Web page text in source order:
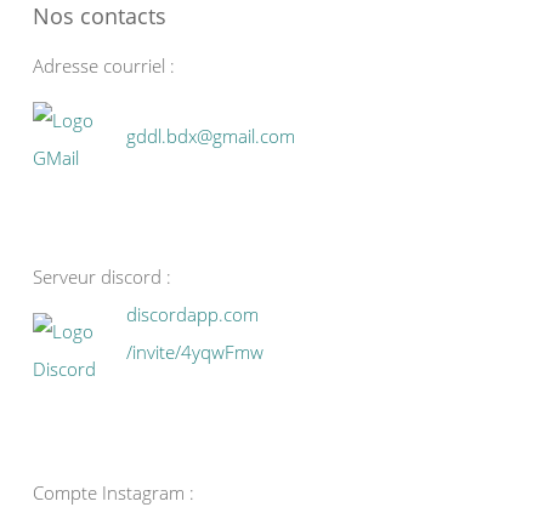
Nos contacts
Adresse courriel :
gddl.bdx@gmail.com
Serveur discord :
discordapp.com
/invite/4yqwFmw
Compte Instagram :